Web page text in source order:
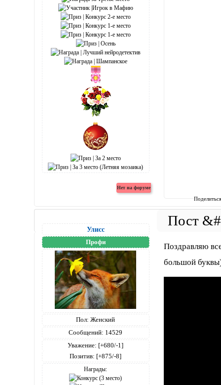
Улисс
Профи
Пол: Женский
Сообщений: 14529
Уважение: [+680/-1]
Позитив: [+875/-8]
Награды:
Поздравляю
большой